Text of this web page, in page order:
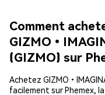
Comment
(GIZMO) sur
Achetez
facilement sur Phemex,